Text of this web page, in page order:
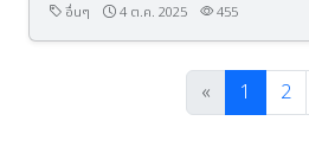
อื่นๆ 4 ต.ค. 2025 455
« 1 2